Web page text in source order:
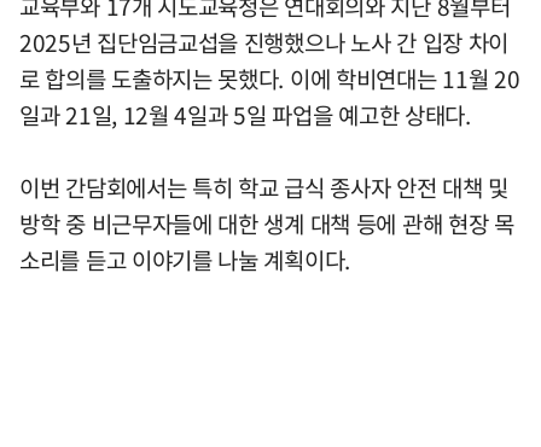
2025년 집단임금교섭을 진행했으나 노사 간 입장 차이
로 합의를 도출하지는 못했다. 이에 학비연대는 11월 20
일과 21일, 12월 4일과 5일 파업을 예고한 상태다.
이번 간담회에서는 특히 학교 급식 종사자 안전 대책 및
방학 중 비근무자들에 대한 생계 대책 등에 관해 현장 목
소리를 듣고 이야기를 나눌 계획이다.